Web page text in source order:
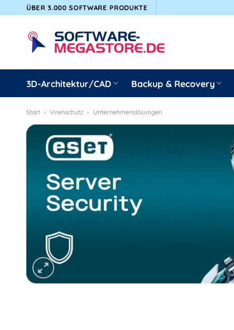
springen
ÜBER 3.000 SOFTWARE PRODUKTE
3D-Architektur/CAD Backup & Recovery
Start » Virenschutz » Unternehmenslösungen